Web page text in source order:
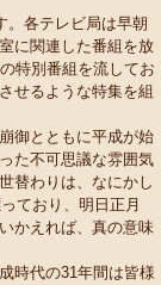
各テレビ局は早朝
に関連した番組を放
特別番組を流してお
せるような特集を組
御とともに平成が始
た不可思議な雰囲気
替わりは、なにかし
ており、明日正月
かえれば、真の意味
時代の31年間は皆様